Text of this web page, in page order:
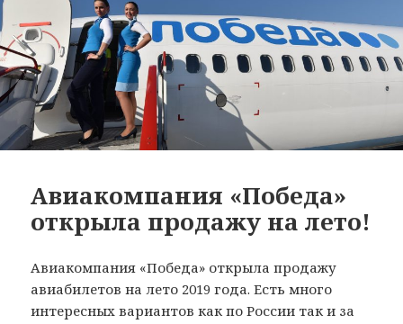
Авиакомпания «Победа»
открыла продажу на лето!
Авиакомпания «Победа» открыла продажу
авиабилетов на лето 2019 года. Есть много
интересных вариантов как по России так и за